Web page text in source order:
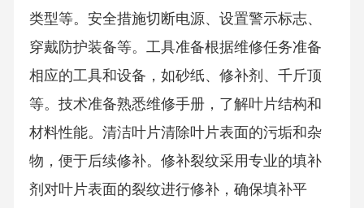
类型等。安全措施切断电源、设置警示标志、
穿戴防护装备等。工具准备根据维修任务准备
相应的工具和设备，如砂纸、修补剂、千斤顶
等。技术准备熟悉维修手册，了解叶片结构和
材料性能。清洁叶片清除叶片表面的污垢和杂
物，便于后续修补。修补裂纹采用专业的填补
剂对叶片表面的裂纹进行修补，确保填补平